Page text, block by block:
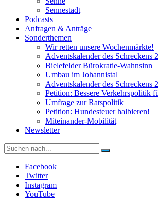
Sennestadt
Podcasts
Anfragen & Anträge
Sonderthemen
Wir retten unsere Wochenmärkte!
Adventskalender des Schreckens
Bielefelder Bürokratie-Wahnsinn
Umbau im Johannistal
Adventskalender des Schreckens
Petition: Bessere Verkehrspolitik
Umfrage zur Ratspolitik
Petition: Hundesteuer halbieren!
Miteinander-Mobilität
Newsletter
Suche
nach:
Facebook
Twitter
Instagram
YouTube